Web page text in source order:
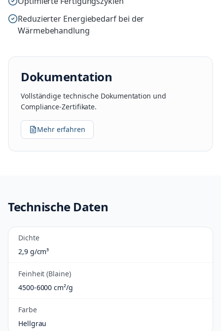
Reduzierter Energiebedarf bei der
Wärmebehandlung
Dokumentation
Vollständige technische Dokumentation und
Compliance-Zertifikate.
Mehr erfahren
Technische Daten
Dichte
2,9 g/cm³
Feinheit (Blaine)
4500-6000 cm²/g
Farbe
Hellgrau